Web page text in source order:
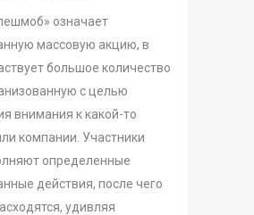
означает
массовую акцию, в
большое количество
с целью
внимания к какой-то
компании. Участники
определенные
действия, после чего
удивляя